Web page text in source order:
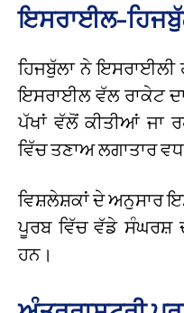
ਇਸਰਾਈਲ-
ਹਿਜਬੁੱਲਾ ਨੇ
ਇਸਰਾਈਲ ਵੱਲ ਰਾਕੇਟ
ਪੱਖਾਂ ਵੱਲੋਂ ਕੀਤੀਆਂ ਜਾ
ਵਿੱਚ ਤਣਾਅ ਲਗਾਤਾਰ ਵਧ
ਵਿਸ਼ਲੇਸ਼ਕਾਂ ਦੇ ਅਨੁਸਾਰ
ਪੂਰਬ ਵਿੱਚ ਵੱਡੇ ਸੰਘਰਸ਼
ਹਨ।